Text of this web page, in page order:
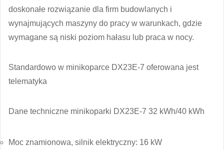
doskonałe rozwiązanie dla firm budowlanych i
wynajmujących maszyny do pracy w warunkach, gdzie
wymagane są niski poziom hałasu lub praca w nocy.
Standardowo w minikoparce DX23E-7 oferowana jest
telematyka
Dane techniczne minikoparki DX23E-7 32 kWh/40 kWh
Moc znamionowa, silnik elektryczny: 16 kW